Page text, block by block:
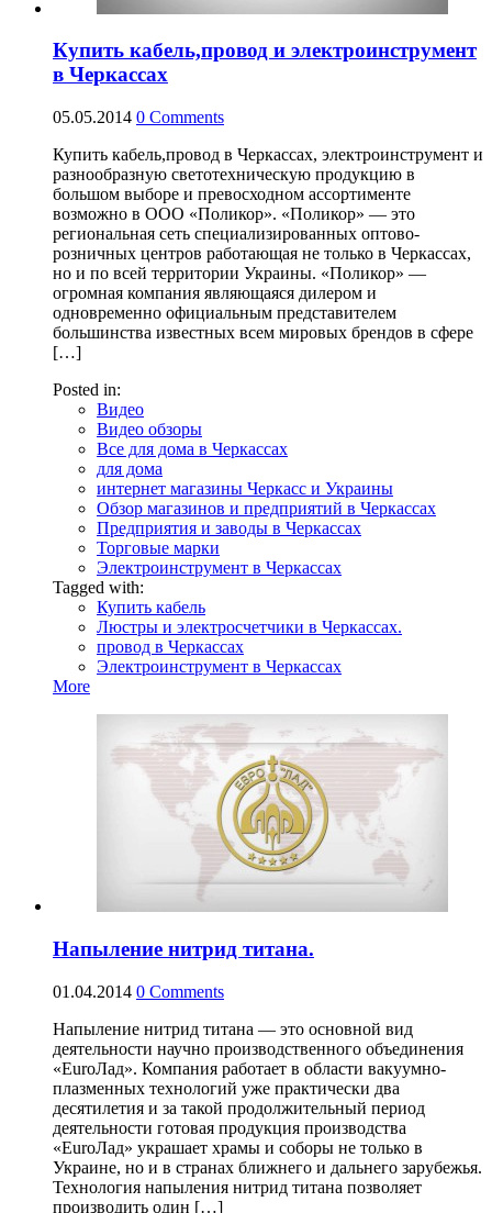
Купить кабель,провод и электроинструмент
в Черкассах
05.05.2014 0 Comments
Купить кабель,провод в Черкассах, электроинструмент и
разнообразную светотехническую продукцию в
большом выборе и превосходном ассортименте
возможно в ООО «Поликор». «Поликор» — это
региональная сеть специализированных оптово-
розничных центров работающая не только в Черкассах,
но и по всей территории Украины. «Поликор» —
огромная компания являющаяся дилером и
одновременно официальным представителем
большинства известных всем мировых брендов в сфере
[…]
Posted in:
Видео
Видео обзоры
Все для дома в Черкассах
для дома
интернет магазины Черкасс и Украины
Обзор магазинов и предприятий в Черкассах
Предприятия и заводы в Черкассах
Торговые марки
Электроинструмент в Черкассах
Tagged with:
Купить кабель
Люстры и электросчетчики в Черкассах.
провод в Черкассах
Электроинструмент в Черкассах
More
Напыление нитрид титана.
01.04.2014 0 Comments
Напыление нитрид титана — это основной вид
деятельности научно производственного объединения
«EuroЛад». Компания работает в области вакуумно-
плазменных технологий уже практически два
десятилетия и за такой продолжительный период
деятельности готовая продукция производства
«EuroЛад» украшает храмы и соборы не только в
Украине, но и в странах ближнего и дальнего зарубежья.
Технология напыления нитрид титана позволяет
производить один […]